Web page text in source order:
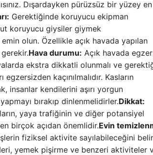
Dışardayken pürüzsüz bir yüzey en
Gerektiğinde koruyucu ekipman
koruyucu giysiler giymek
olun. Özellikle açık havada yapılan
Hava durumu: Açık havada
ekstra dikkatli olunmalı ve
egzersizden kaçınılmalıdır. Kasların
insanlar kendilerini aşırı yorgun
bırakıp dinlenmelidirler.Dikkat:
yaya trafiğinin ve diğer potansiyel
birçok açıdan önemlidir.Evin
fiziksel aktivite sayılabileceğini
yemek pişirme ve benzeri aktiviteler